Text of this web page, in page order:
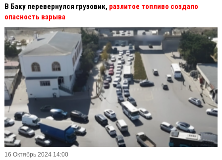
В Баку перевернулся грузовик, разлитое топливо создало
опасность взрыва
16 Октябрь 2024 14:00